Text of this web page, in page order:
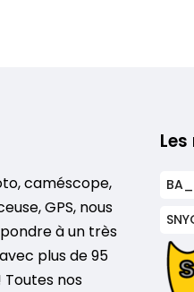
caméscope,
GPS, nous
à un très
plus de 95
nos